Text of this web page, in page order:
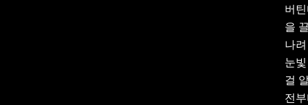
버
을
나
눈
걸
전